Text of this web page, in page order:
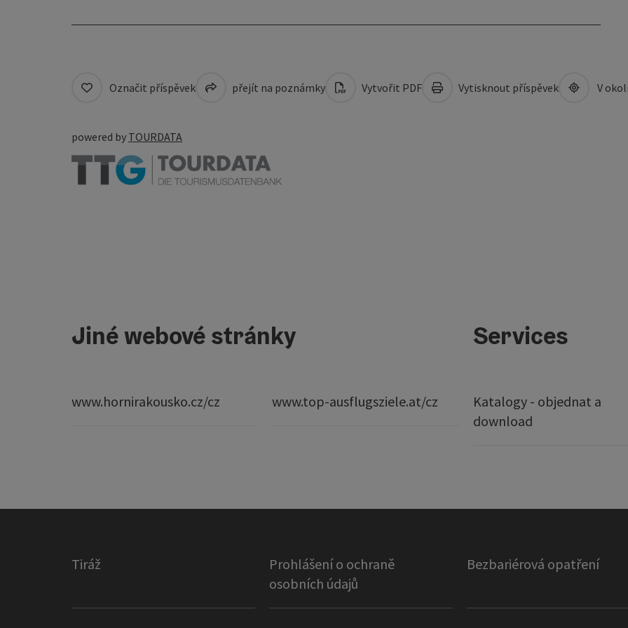
Označit příspěvek přejít na poznámky Vytvořit PDF Vytisknout příspěvek V
powered by TOURDATA
Jiné webové stránky
www.hornirakousko.cz/cz www.top-ausflugsziele.at/cz
Services
Katalogy - objednat a
download
Tiráž
Prohlášení o ochraně
osobních údajů
Bezbariérová opatření